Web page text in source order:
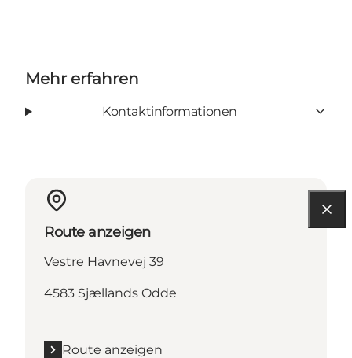
Mehr erfahren
Kontaktinformationen
Route anzeigen
Vestre Havnevej 39
4583 Sjællands Odde
Route anzeigen